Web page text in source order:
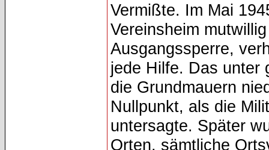
Vermißte. Im Mai
Vereinsheim
Ausgangssperre,
jede Hilfe. Das unter
die Grundmauern
Nullpunkt, als die
untersagte. Später
Orten, sämtliche